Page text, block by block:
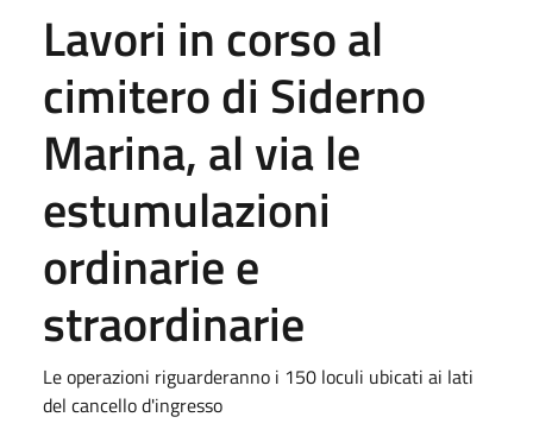
Lavori in corso al
cimitero di Siderno
Marina, al via le
estumulazioni
ordinarie e
straordinarie
Le operazioni riguarderanno i 150 loculi ubicati ai lati
del cancello d'ingresso